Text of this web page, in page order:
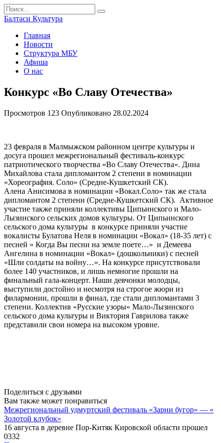
Перейти
к
содержанию
Search
for:
Балтаси Культура
Главная
Новости
Структура МБУ
Афиша
О нас
Конкурс «Во Славу Отечества»
Просмотров 123 Опубликовано 28.02.2024
23 февраля в Малмыжском районном центре культуры и
досуга прошел межрегиональный фестиваль-конкурс
патриотического творчества «Во Славу Отечества». Дина
Михайлова стала дипломантом 2 степени в номинации
«Хореография. Соло» (Средне-Кушкетский СК).
Алена Анисимова в номинации «Вокал.Соло» так же стала
дипломантом 2 степени (Средне-Кушкетский СК). Активное
участие также приняли коллективы Ципьинского и Мало-
Лызинского сельских домов культуры. От Ципьинского
сельского дома культуры в конкурсе приняли участие
вокалисты Булатова Неля в номинации «Вокал» (18-35 лет) с
песней » Когда Вы песни на земле поете…» и Демеева
Ангелина в номинации «Вокал» (дошкольники) с песней
«Шли солдаты на войну…». На конкурсе присутствовали
более 140 участников, и лишь немногие прошли на
финальный гала-концерт. Наши девчонки молодцы,
выступили достойно и несмотря на строгое жюри из
филармонии, прошли в финал, где стали дипломантами 3
степени. Коллектив «Русские узоры» Мало-Лызинского
сельского дома культуры и Виктория Гаврилова также
представили свои номера на высоком уровне.
Поделиться с друзьями
Вам также может понравиться
Межрегиональный удмуртский фестиваль «Зарни бугор» — «
Золотой клубок»
16 августа в деревне Пор-Китяк Кировской области прошел
0332